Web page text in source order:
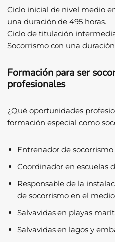
Ciclo inicial de nivel medio
una duración de 495 horas.
Ciclo de titulación
Socorrismo con una
Formación para ser
profesionales
¿Qué oportunidades
formación especial como
Entrenador de
Coordinador en escuelas
Responsable de la
de socorrismo en el
Salvavidas en playas
Salvavidas en lagos y